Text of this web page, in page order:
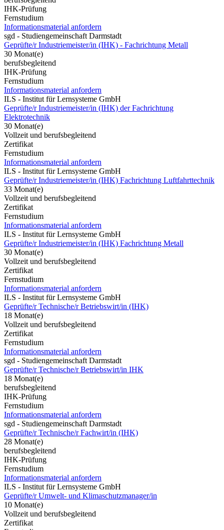
IHK-Prüfung
Fernstudium
Informationsmaterial anfordern
sgd - Studiengemeinschaft Darmstadt
Geprüfte/r Industriemeister/in (IHK) - Fachrichtung Metall
30 Monat(e)
berufsbegleitend
IHK-Prüfung
Fernstudium
Informationsmaterial anfordern
ILS - Institut für Lernsysteme GmbH
Geprüfte/r Industriemeister/in (IHK) der Fachrichtung
Elektrotechnik
30 Monat(e)
Vollzeit und berufsbegleitend
Zertifikat
Fernstudium
Informationsmaterial anfordern
ILS - Institut für Lernsysteme GmbH
Geprüfte/r Industriemeister/in (IHK) Fachrichtung Luftfahrttechnik
33 Monat(e)
Vollzeit und berufsbegleitend
Zertifikat
Fernstudium
Informationsmaterial anfordern
ILS - Institut für Lernsysteme GmbH
Geprüfte/r Industriemeister/in (IHK) Fachrichtung Metall
30 Monat(e)
Vollzeit und berufsbegleitend
Zertifikat
Fernstudium
Informationsmaterial anfordern
ILS - Institut für Lernsysteme GmbH
Geprüfte/r Technische/r Betriebswirt/in (IHK)
18 Monat(e)
Vollzeit und berufsbegleitend
Zertifikat
Fernstudium
Informationsmaterial anfordern
sgd - Studiengemeinschaft Darmstadt
Geprüfte/r Technische/r Betriebswirt/in IHK
18 Monat(e)
berufsbegleitend
IHK-Prüfung
Fernstudium
Informationsmaterial anfordern
sgd - Studiengemeinschaft Darmstadt
Geprüfte/r Technische/r Fachwirt/in (IHK)
28 Monat(e)
berufsbegleitend
IHK-Prüfung
Fernstudium
Informationsmaterial anfordern
ILS - Institut für Lernsysteme GmbH
Geprüfte/r Umwelt- und Klimaschutzmanager/in
10 Monat(e)
Vollzeit und berufsbegleitend
Zertifikat